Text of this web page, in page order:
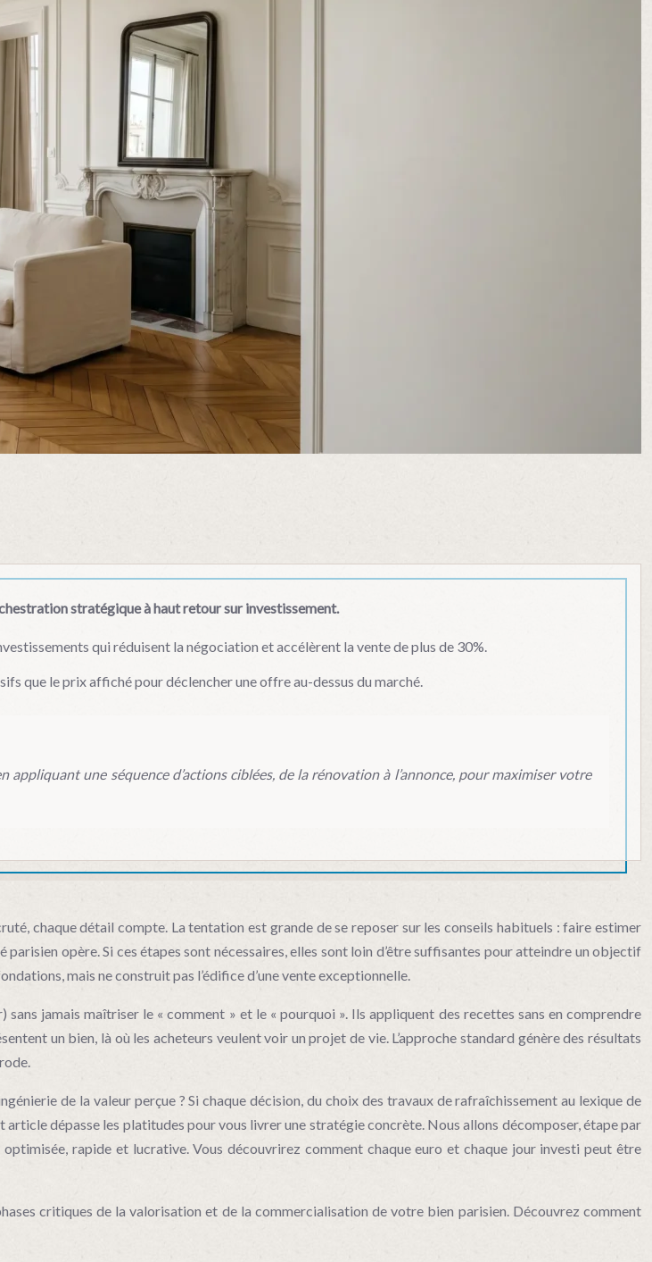
stratégique à haut retour sur investissement.
qui réduisent la négociation et accélèrent la vente de plus de 30%.
que le prix affiché pour déclencher une offre au-dessus du marché.
une séquence d’actions ciblées, de la rénovation à l’annonce, pour maximiser votre
chaque détail compte. La tentation est grande de se reposer sur les conseils habituels : faire estimer
opère. Si ces étapes sont nécessaires, elles sont loin d’être suffisantes pour atteindre un objectif
mais ne construit pas l’édifice d’une vente exceptionnelle.
jamais maîtriser le « comment » et le « pourquoi ». Ils appliquent des recettes sans en comprendre
un bien, là où les acheteurs veulent voir un projet de vie. L’approche standard génère des résultats
de la valeur perçue ? Si chaque décision, du choix des travaux de rafraîchissement au lexique de
dépasse les platitudes pour vous livrer une stratégie concrète. Nous allons décomposer, étape par
rapide et lucrative. Vous découvrirez comment chaque euro et chaque jour investi peut être
critiques de la valorisation et de la commercialisation de votre bien parisien. Découvrez comment